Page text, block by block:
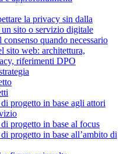
la privacy sin dalla
sito o servizio digitale
quando necessario
sito web: architettura,
riferimenti DPO
progetto in base agli attori
progetto in base al focus
progetto in base all’ambito di